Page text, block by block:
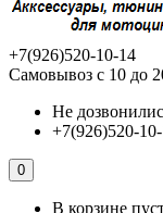
+7(926)520-10-14
Самовывоз с 10 до
Не
+7(926)520-
0
В корзине